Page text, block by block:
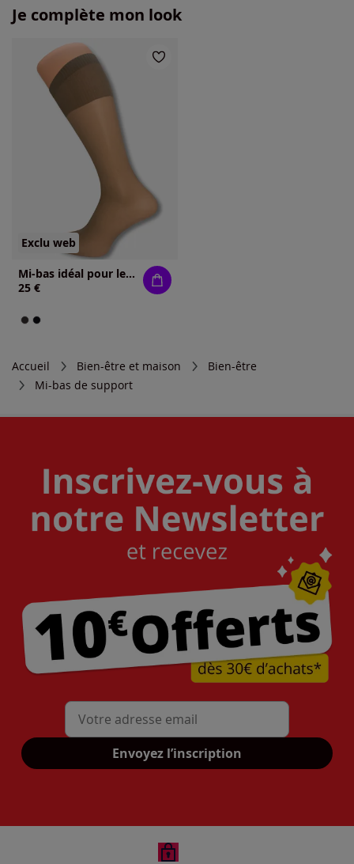
Je complète mon look
Exclu web
Mi-bas idéal pour les jambes enflées
25 €
Accueil Bien-être et maison
Bien-être
Mi-bas de support
Mon adresse mail
Envoyez l’inscription